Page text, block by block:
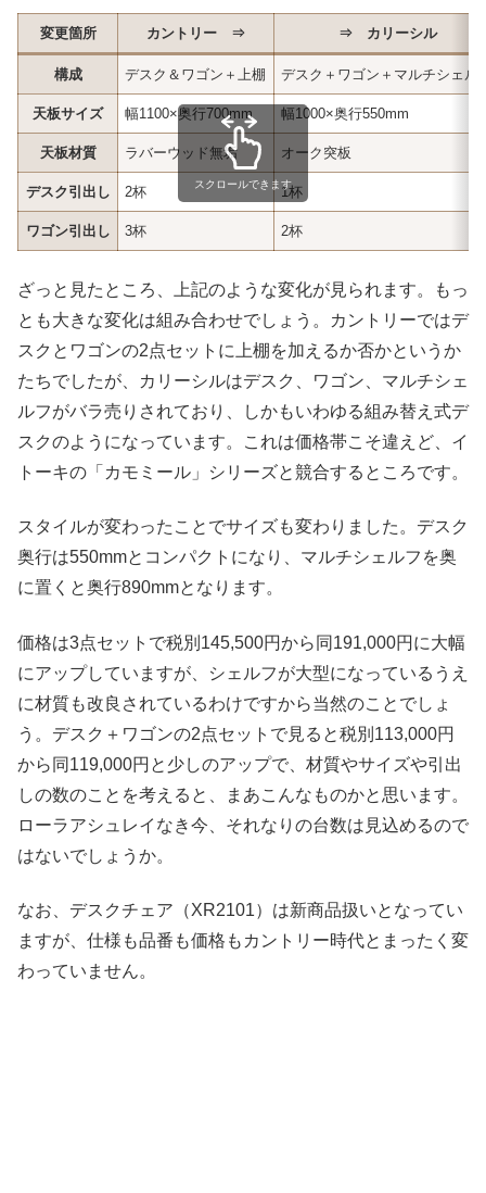
変更箇所 カントリー ⇒ ⇒ カリーシル
構成 デスク＆ワゴン＋上棚 デスク＋ワゴン＋マルチシェル
天板サイズ 幅1100×奥行700mm 幅1000×奥行550mm
天板材質 ラバーウッド無垢 オーク突板
デスク引出し 2杯 1杯
ワゴン引出し 3杯 2杯
スクロールできます
ざっと見たところ、上記のような変化が見られます。もっ
とも大きな変化は組み合わせでしょう。カントリーではデ
スクとワゴンの2点セットに上棚を加えるか否かというか
たちでしたが、カリーシルはデスク、ワゴン、マルチシェ
ルフがバラ売りされており、しかもいわゆる組み替え式デ
スクのようになっています。これは価格帯こそ違えど、イ
トーキの「カモミール」シリーズと競合するところです。
スタイルが変わったことでサイズも変わりました。デスク
奥行は550mmとコンパクトになり、マルチシェルフを奥
に置くと奥行890mmとなります。
価格は3点セットで税別145,500円から同191,000円に大幅
にアップしていますが、シェルフが大型になっているうえ
に材質も改良されているわけですから当然のことでしょ
う。デスク＋ワゴンの2点セットで見ると税別113,000円
から同119,000円と少しのアップで、材質やサイズや引出
しの数のことを考えると、まあこんなものかと思います。
ローラアシュレイなき今、それなりの台数は見込めるので
はないでしょうか。
なお、デスクチェア（XR2101）は新商品扱いとなってい
ますが、仕様も品番も価格もカントリー時代とまったく変
わっていません。